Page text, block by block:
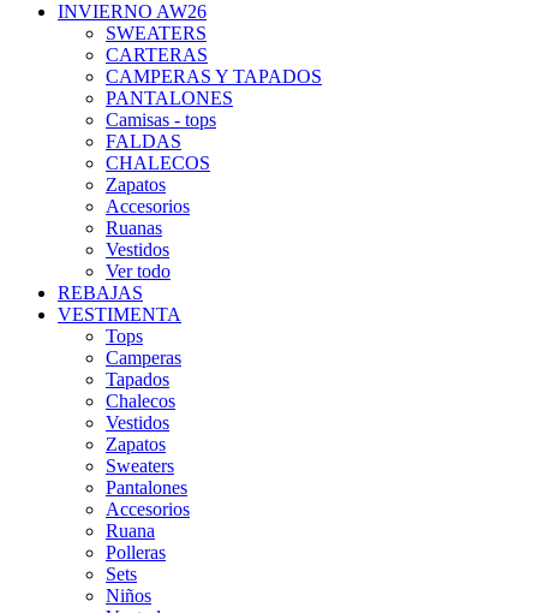
INVIERNO AW26
SWEATERS
CARTERAS
CAMPERAS Y TAPADOS
PANTALONES
Camisas - tops
FALDAS
CHALECOS
Zapatos
Accesorios
Ruanas
Vestidos
Ver todo
REBAJAS
VESTIMENTA
Tops
Camperas
Tapados
Chalecos
Vestidos
Zapatos
Sweaters
Pantalones
Accesorios
Ruana
Polleras
Sets
Niños